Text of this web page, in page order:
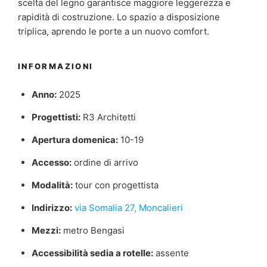
scelta del legno garantisce maggiore leggerezza e
rapidità di costruzione. Lo spazio a disposizione
triplica, aprendo le porte a un nuovo comfort.
INFORMAZIONI
Anno:2025
Progettisti:R3 Architetti
Apertura domenica:10-19
Accesso:ordine di arrivo
Modalità:tour con progettista
Indirizzo: via Somalia 27, Moncalieri
Mezzi:metro Bengasi
Accessibilità sedia a rotelle:assente